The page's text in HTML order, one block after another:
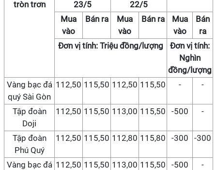
tròn trơn
23/5
22/5
Mua
vào
Bán ra
Mua
vào
Bán ra
Mua
vào
Bán
ra
Đơn vị tính: Triệu đồng/lượng
Đơn vị tính:
Nghìn
đồng/lượng
Vàng bạc đá
quý Sài Gòn
112,50 115,50 112,50 115,50 - -
Tập đoàn
Doji
112,50 115,50 113,00 115,50 -500 -
Tập đoàn
Phú Quý
112,50 115,50 112,80 115,80 -300 -300
Vàng bạc đá 112,50 115,50 113,00 115,50 -500 -